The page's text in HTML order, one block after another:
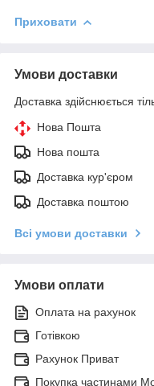
Приховати
Умови доставки
Доставка здійснюється
Нова Пошта
Нова пошта
Доставка кур'єром
Доставка поштою
Всі умови доставки
Умови оплати
Оплата на рахунок
Готівкою
Рахунок Приват
Покупка частинами